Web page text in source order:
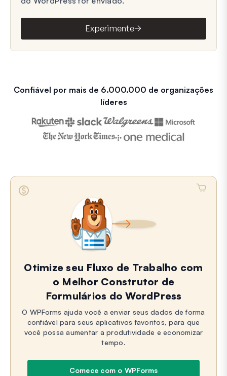
Experimente
Confiável por mais de 6.000.000 de organizações
líderes
Otimize seu Fluxo de Trabalho com
o Melhor Construtor de
Formulários do WordPress
O WPForms ajuda você a enviar seus dados de forma
confiável para seus aplicativos favoritos, para que
você possa aumentar a produtividade e economizar
tempo.
Comece com o WPForms